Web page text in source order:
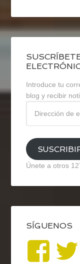
Introduce tu
blog y recibir
email
Únete a otros
SÍGUENOS